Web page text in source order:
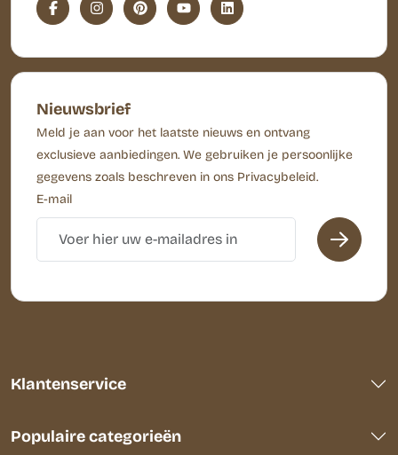
Nieuwsbrief
Meld je aan voor het laatste nieuws en ontvang
exclusieve aanbiedingen. We gebruiken je persoonlijke
gegevens zoals beschreven in ons Privacybeleid.
E-mail
Klantenservice
Populaire categorieën